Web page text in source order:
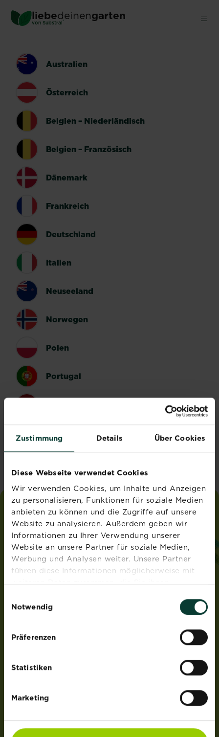
Zustimmung Details Über Cookies
Diese Webseite verwendet Cookies
Wir verwenden Cookies, um Inhalte und Anzeigen
zu personalisieren, Funktionen für soziale Medien
anbieten zu können und die Zugriffe auf unsere
Website zu analysieren. Außerdem geben wir
Informationen zu Ihrer Verwendung unserer
Website an unsere Partner für soziale Medien,
Werbung und Analysen weiter. Unsere Partner
führen diese Informationen möglicherweise mit
weiteren Daten zusammen, die Sie ihnen
Nutzung der Dienste gesammelt haben.
Notwendig
Präferenzen
Statistiken
Marketing
main
liebedeinengarten
von Substral ®
Australien
Österreich
Belgien – Niederländisch
Belgien – Französisch
Dänemark
Frankreich
Deutschland
Italien
Neuseeland
Norwegen
Polen
Portugal
liebedeinengarten
von Substral®
ADRESSE
Evergreen Garden Care Deutschland GmbH
Am Brand 41
ROUNDUP® und Osmocote® sind eingetragene Marken
Weedex®, Tomcat®, Magisches Rasen-Pflaster®,
EasyGreen®, EvenGreen® und HandyGreen® sind Marken
Dünger